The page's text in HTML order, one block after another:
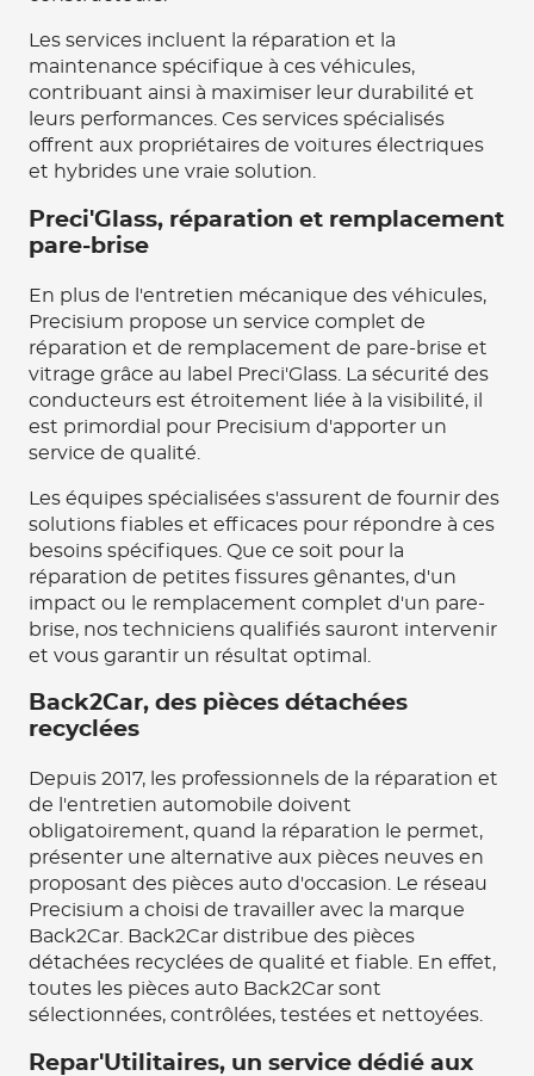
Les services incluent la réparation et la
maintenance spécifique à ces véhicules,
contribuant ainsi à maximiser leur durabilité et
leurs performances. Ces services spécialisés
offrent aux propriétaires de voitures électriques
et hybrides une vraie solution.
Preci'Glass, réparation et remplacement
pare-brise
En plus de l'entretien mécanique des véhicules,
Precisium propose un service complet de
réparation et de remplacement de pare-brise et
vitrage grâce au label Preci'Glass. La sécurité des
conducteurs est étroitement liée à la visibilité, il
est primordial pour Precisium d'apporter un
service de qualité.
Les équipes spécialisées s'assurent de fournir des
solutions fiables et efficaces pour répondre à ces
besoins spécifiques. Que ce soit pour la
réparation de petites fissures gênantes, d'un
impact ou le remplacement complet d'un pare-
brise, nos techniciens qualifiés sauront intervenir
et vous garantir un résultat optimal.
Back2Car, des pièces détachées
recyclées
Depuis 2017, les professionnels de la réparation et
de l'entretien automobile doivent
obligatoirement, quand la réparation le permet,
présenter une alternative aux pièces neuves en
proposant des pièces auto d'occasion. Le réseau
Precisium a choisi de travailler avec la marque
Back2Car. Back2Car distribue des pièces
détachées recyclées de qualité et fiable. En effet,
toutes les pièces auto Back2Car sont
sélectionnées, contrôlées, testées et nettoyées.
Repar'Utilitaires, un service dédié aux